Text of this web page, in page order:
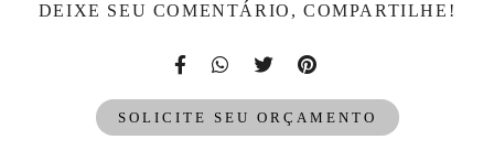
DEIXE SEU COMENTÁRIO, COMPARTILHE!
SOLICITE SEU ORÇAMENTO